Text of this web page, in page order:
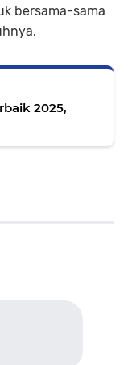
bersama-sama
2025,